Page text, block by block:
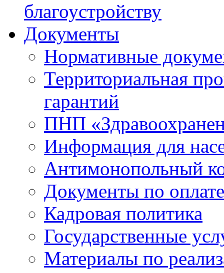
благоустройству
Документы
Нормативные
Территориальная
гарантий
ПНП
Информация для
Антимонопольный
Документы по
Кадровая политика
Государственные
Материалы по